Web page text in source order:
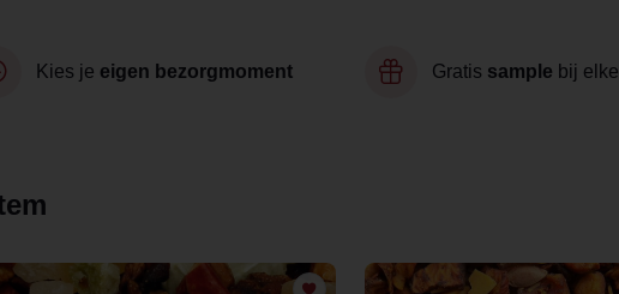
Kies je eigen bezorgmoment Gratis sample bij